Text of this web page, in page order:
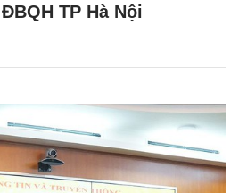
TP Hà Nội